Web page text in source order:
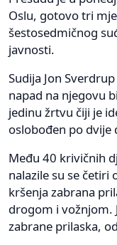
Oslu, gotovo tri
šestosedmičnog
javnosti.
Sudija Jon
napad na njegovu
jedinu žrtvu čiji je
oslobođen po dvije
Među 40 krivičnih
nalazile su se četiri
kršenja zabrana
drogom i vožnjom.
zabrane prilaska,